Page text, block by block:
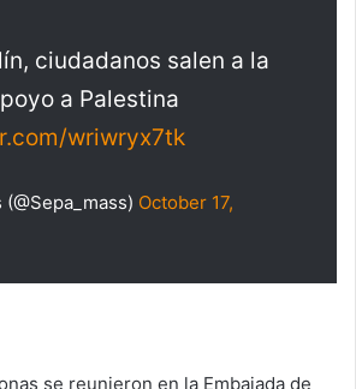
ciudadanos salen a la
a Palestina
wriwryx7tk
October 17,
se reunieron en la Embajada de